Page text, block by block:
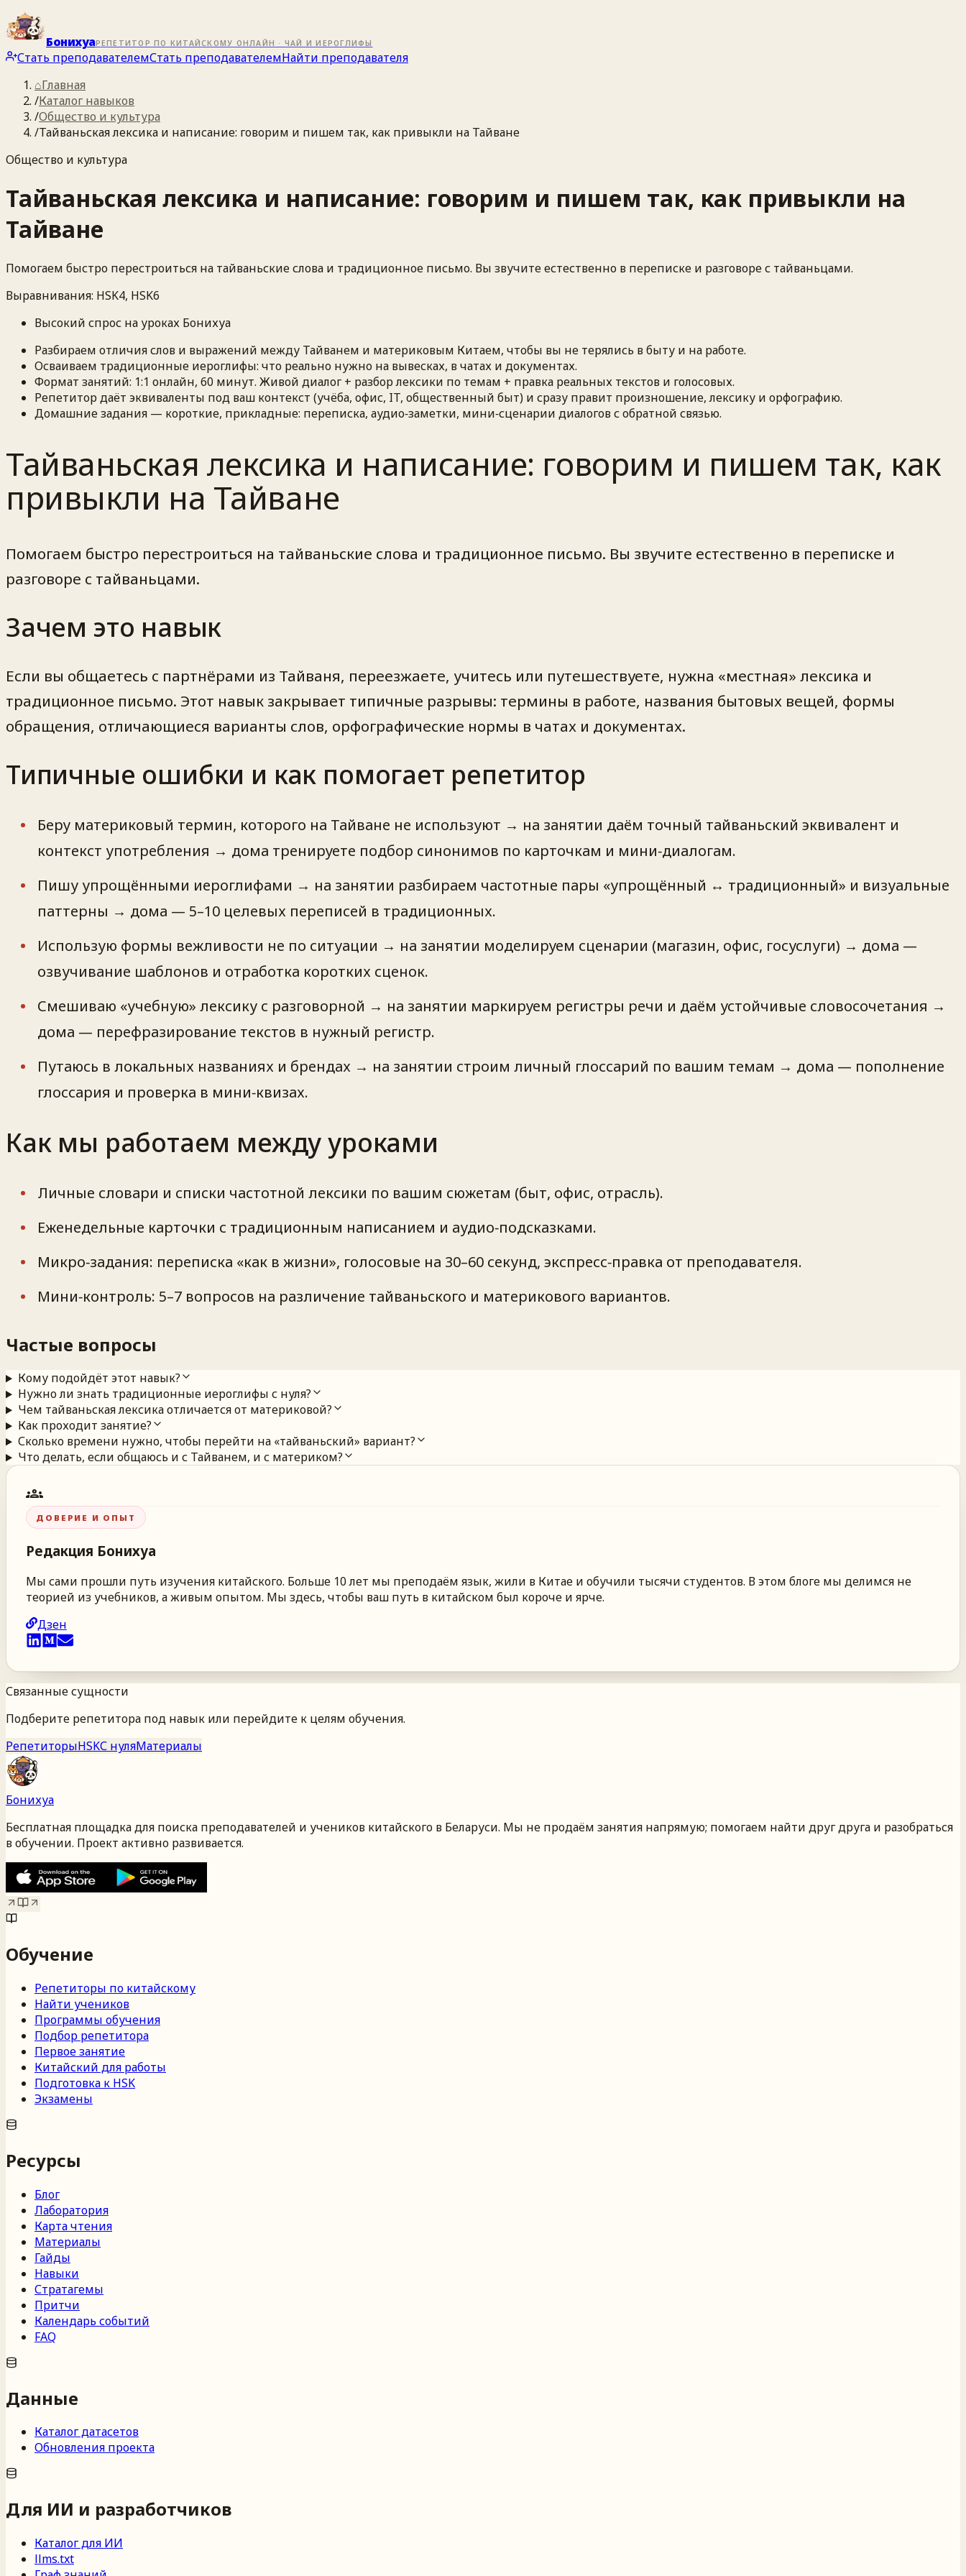
БонихуаРЕПЕТИТОР ПО КИТАЙСКОМУ ОНЛАЙН · ЧАЙ И ИЕРОГЛИФЫ
Стать преподавателемСтать преподавателемНайти преподавателя
⌂Главная
/Каталог навыков
/Общество и культура
/Тайваньская лексика и написание: говорим и пишем так, как привыкли на Тайване
Общество и культура
Тайваньская лексика и написание: говорим и пишем так, как привыкли на
Тайване
Помогаем быстро перестроиться на тайваньские слова и традиционное письмо. Вы звучите естественно в переписке и разговоре с тайваньцами.
Выравнивания: HSK4, HSK6
Высокий спрос на уроках Бонихуа
Разбираем отличия слов и выражений между Тайванем и материковым Китаем, чтобы вы не терялись в быту и на работе.
Осваиваем традиционные иероглифы: что реально нужно на вывесках, в чатах и документах.
Формат занятий: 1:1 онлайн, 60 минут. Живой диалог + разбор лексики по темам + правка реальных текстов и голосовых.
Репетитор даёт эквиваленты под ваш контекст (учёба, офис, IT, общественный быт) и сразу правит произношение, лексику и орфографию.
Домашние задания — короткие, прикладные: переписка, аудио‑заметки, мини‑сценарии диалогов с обратной связью.
Тайваньская лексика и написание: говорим и пишем так, как
привыкли на Тайване
Помогаем быстро перестроиться на тайваньские слова и традиционное письмо. Вы звучите естественно в переписке и
разговоре с тайваньцами.
Зачем это навык
Если вы общаетесь с партнёрами из Тайваня, переезжаете, учитесь или путешествуете, нужна «местная» лексика и
традиционное письмо. Этот навык закрывает типичные разрывы: термины в работе, названия бытовых вещей, формы
обращения, отличающиеся варианты слов, орфографические нормы в чатах и документах.
Типичные ошибки и как помогает репетитор
Беру материковый термин, которого на Тайване не используют → на занятии даём точный тайваньский эквивалент и
контекст употребления → дома тренируете подбор синонимов по карточкам и мини‑диалогам.
Пишу упрощёнными иероглифами → на занятии разбираем частотные пары «упрощённый ↔︎ традиционный» и визуальные
паттерны → дома — 5–10 целевых переписей в традиционных.
Использую формы вежливости не по ситуации → на занятии моделируем сценарии (магазин, офис, госуслуги) → дома —
озвучивание шаблонов и отработка коротких сценок.
Смешиваю «учебную» лексику с разговорной → на занятии маркируем регистры речи и даём устойчивые словосочетания →
дома — перефразирование текстов в нужный регистр.
Путаюсь в локальных названиях и брендах → на занятии строим личный глоссарий по вашим темам → дома — пополнение
глоссария и проверка в мини‑квизах.
Как мы работаем между уроками
Личные словари и списки частотной лексики по вашим сюжетам (быт, офис, отрасль).
Еженедельные карточки с традиционным написанием и аудио‑подсказками.
Микро‑задания: переписка «как в жизни», голосовые на 30–60 секунд, экспресс‑правка от преподавателя.
Мини‑контроль: 5–7 вопросов на различение тайваньского и материкового вариантов.
Частые вопросы
Кому подойдёт этот навык?
Нужно ли знать традиционные иероглифы с нуля?
Чем тайваньская лексика отличается от материковой?
Как проходит занятие?
Сколько времени нужно, чтобы перейти на «тайваньский» вариант?
Что делать, если общаюсь и с Тайванем, и с материком?
groups
ДОВЕРИЕ И ОПЫТ
Редакция Бонихуа
Мы сами прошли путь изучения китайского. Больше 10 лет мы преподаём язык, жили в Китае и обучили тысячи студентов. В этом блоге мы делимся не
теорией из учебников, а живым опытом. Мы здесь, чтобы ваш путь в китайском был короче и ярче.
Дзен
Связанные сущности
Подберите репетитора под навык или перейдите к целям обучения.
РепетиторыHSKС нуляМатериалы
Бонихуа
Бесплатная площадка для поиска преподавателей и учеников китайского в Беларуси. Мы не продаём занятия напрямую; помогаем найти друг друга и разобраться
в обучении. Проект активно развивается.
Обучение
Репетиторы по китайскому
Найти учеников
Программы обучения
Подбор репетитора
Первое занятие
Китайский для работы
Подготовка к HSK
Экзамены
Ресурсы
Блог
Лаборатория
Карта чтения
Материалы
Гайды
Навыки
Стратагемы
Притчи
Календарь событий
FAQ
Данные
Каталог датасетов
Обновления проекта
Для ИИ и разработчиков
Каталог для ИИ
llms.txt